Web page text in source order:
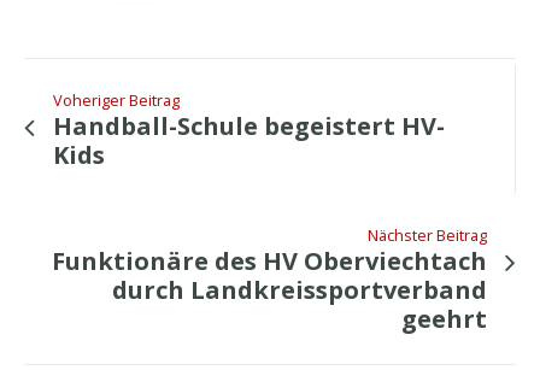
Voheriger Beitrag
Handball-Schule begeistert HV-
Kids
Nächster Beitrag
Funktionäre des HV Oberviechtach
durch Landkreissportverband
geehrt